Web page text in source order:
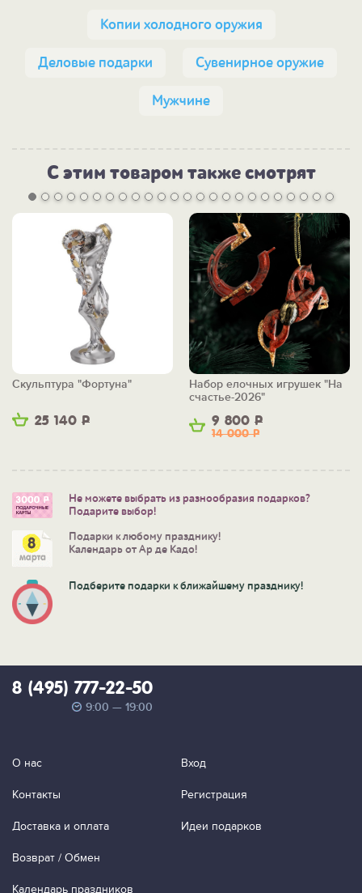
Копии холодного оружия
Деловые подарки Сувенирное оружие
Мужчине
С этим товаром также смотрят
25 140 Р
Скульптура "Фортуна"
9 800 Р
14 000Р
Набор елочных игрушек "На
счастье-2026"
Не можете выбрать из разнообразия подарков?
Подарите выбор!
Подарки к любому празднику!
Календарь от Ар де Кадо!
Подберите подарки к ближайшему празднику!
8 (495) 777-22-50
9:00 — 19:00
О нас
Контакты
Доставка и оплата
Возврат / Обмен
Календарь праздников
Вход
Регистрация
Идеи подарков